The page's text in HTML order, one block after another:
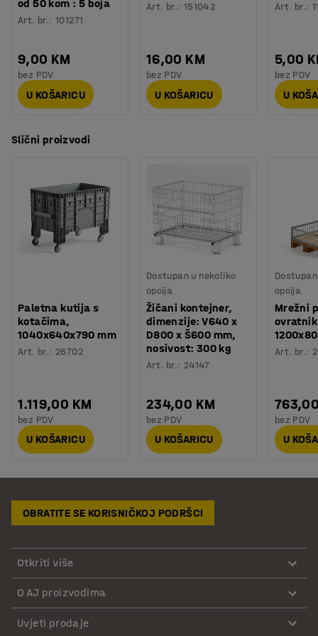
od 50 kom : 5 boja
Art. br.:101271
9,00 KM
bez PDV
U KOŠARICU
Art. br.: 151042
16,00 KM
bez PDV
U KOŠARICU
Art. br.:
5,00
bez PDV
U
Slični proizvodi
Paletna kutija s
kotačima,
1040x640x790 mm
Art. br.: 26702
1.119,00 KM
bez PDV
U KOŠARICU
Dostupan u nekoliko
opcija
Žičani kontejner,
dimenzije: V640 x
D800 x Š600 mm,
nosivost: 300 kg
Art. br.: 24147
234,00 KM
bez PDV
U KOŠARICU
opcija
Mrežni
ovratnik
Art. br.:
bez PDV
U
OBRATITE SE KORISNIČKOJ PODRŠCI
Otkriti više
O AJ proizvodima
Uvjeti prodaje